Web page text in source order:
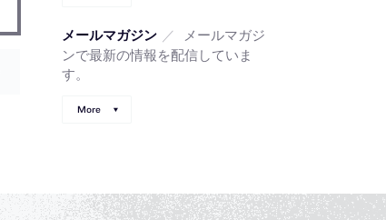
メールマガジン ／
メールマガジ
ンで最新の情報を配信していま
す。
More